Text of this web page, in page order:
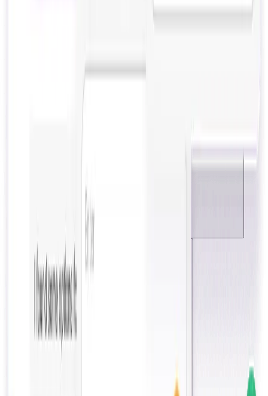
Shopifyストア向けAIチャットボットのROIは？